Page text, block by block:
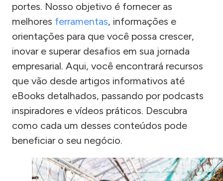
portes. Nosso objetivo é fornecer as
melhores ferramentas, informações e
orientações para que você possa crescer,
inovar e superar desafios em sua jornada
empresarial. Aqui, você encontrará recursos
que vão desde artigos informativos até
eBooks detalhados, passando por podcasts
inspiradores e vídeos práticos. Descubra
como cada um desses conteúdos pode
beneficiar o seu negócio.